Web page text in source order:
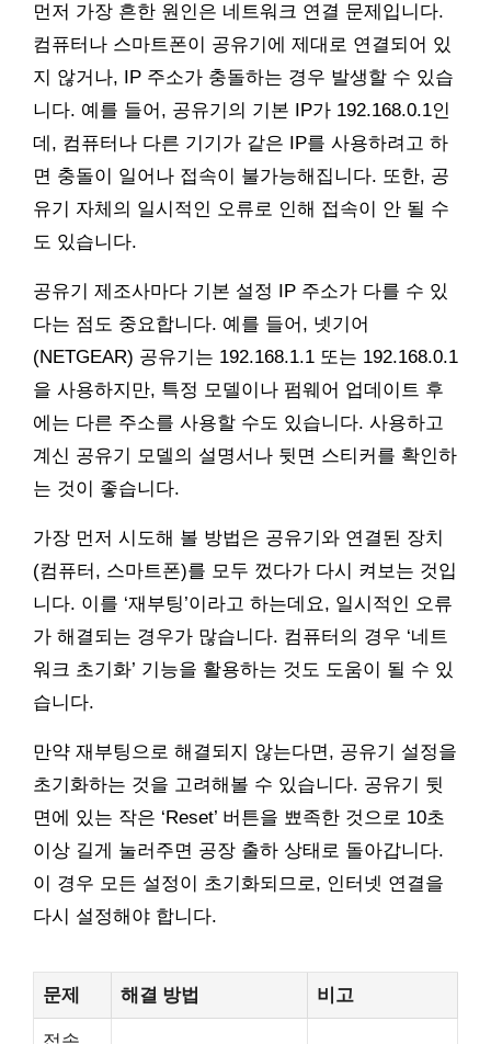
먼저 가장 흔한 원인은 네트워크 연결 문제입니다.
컴퓨터나 스마트폰이 공유기에 제대로 연결되어 있
지 않거나, IP 주소가 충돌하는 경우 발생할 수 있습
니다. 예를 들어, 공유기의 기본 IP가 192.168.0.1인
데, 컴퓨터나 다른 기기가 같은 IP를 사용하려고 하
면 충돌이 일어나 접속이 불가능해집니다. 또한, 공
유기 자체의 일시적인 오류로 인해 접속이 안 될 수
도 있습니다.
공유기 제조사마다 기본 설정 IP 주소가 다를 수 있
다는 점도 중요합니다. 예를 들어, 넷기어
(NETGEAR) 공유기는 192.168.1.1 또는 192.168.0.1
을 사용하지만, 특정 모델이나 펌웨어 업데이트 후
에는 다른 주소를 사용할 수도 있습니다. 사용하고
계신 공유기 모델의 설명서나 뒷면 스티커를 확인하
는 것이 좋습니다.
가장 먼저 시도해 볼 방법은 공유기와 연결된 장치
(컴퓨터, 스마트폰)를 모두 껐다가 다시 켜보는 것입
니다. 이를 ‘재부팅’이라고 하는데요, 일시적인 오류
가 해결되는 경우가 많습니다. 컴퓨터의 경우 ‘네트
워크 초기화’ 기능을 활용하는 것도 도움이 될 수 있
습니다.
만약 재부팅으로 해결되지 않는다면, 공유기 설정을
초기화하는 것을 고려해볼 수 있습니다. 공유기 뒷
면에 있는 작은 ‘Reset’ 버튼을 뾰족한 것으로 10초
이상 길게 눌러주면 공장 출하 상태로 돌아갑니다.
이 경우 모든 설정이 초기화되므로, 인터넷 연결을
다시 설정해야 합니다.
문제 해결 방법 비고